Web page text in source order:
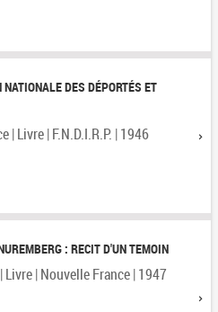
DES DÉPORTÉS ET
| Livre | F.N.D.I.R.P. | 1946
: RECIT D'UN TEMOIN
Livre | Nouvelle France | 1947